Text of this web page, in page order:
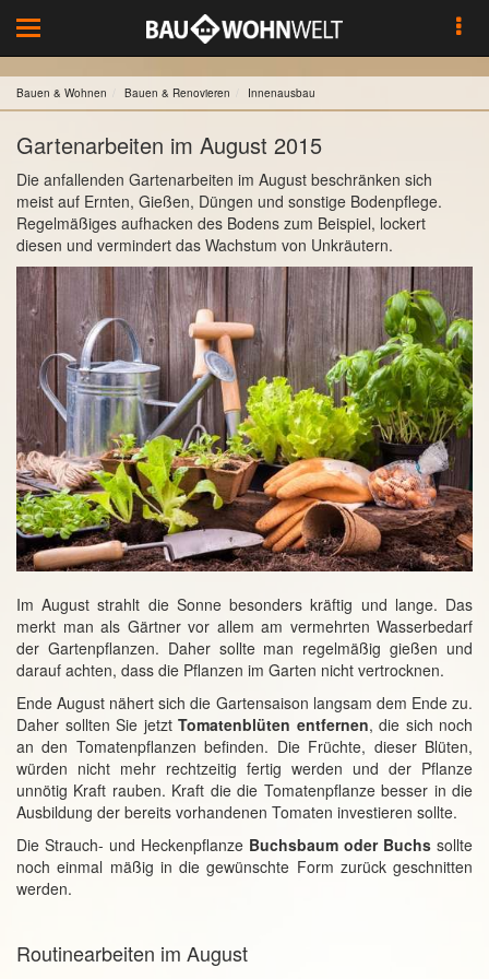
Toggle
navigation
Bauen & Wohnen Bauen & Renovieren Innenausbau
Gartenarbeiten im August 2015
Die anfallenden Gartenarbeiten im August beschränken sich
meist auf Ernten, Gießen, Düngen und sonstige Bodenpflege.
Regelmäßiges aufhacken des Bodens zum Beispiel, lockert
diesen und vermindert das Wachstum von Unkräutern.
Im August strahlt die Sonne besonders kräftig und lange. Das
merkt man als Gärtner vor allem am vermehrten Wasserbedarf
der Gartenpflanzen. Daher sollte man regelmäßig gießen und
darauf achten, dass die Pflanzen im Garten nicht vertrocknen.
Ende August nähert sich die Gartensaison langsam dem Ende zu.
Daher sollten Sie jetzt Tomatenblüten entfernen, die sich noch
an den Tomatenpflanzen befinden. Die Früchte, dieser Blüten,
würden nicht mehr rechtzeitig fertig werden und der Pflanze
unnötig Kraft rauben. Kraft die die Tomatenpflanze besser in die
Ausbildung der bereits vorhandenen Tomaten investieren sollte.
Die Strauch- und Heckenpflanze Buchsbaum oder Buchs sollte
noch einmal mäßig in die gewünschte Form zurück geschnitten
werden.
Routinearbeiten im August